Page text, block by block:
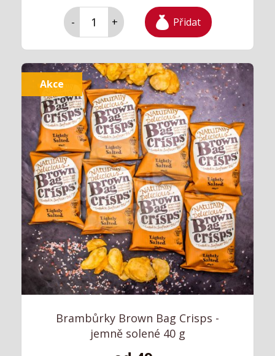
- + Přidat
Brambůrky Brown Bag Crisps -
jemně solené 40 g
Akce